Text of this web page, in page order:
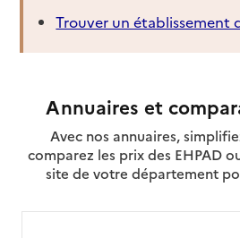
Trouver un établissement
Annuaires et
Avec nos annuaires,
comparez les prix des EHPAD
site de votre département